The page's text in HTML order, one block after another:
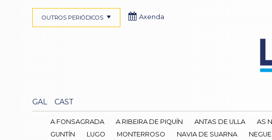
GAL CAST
OUTROS PERIÓDICOS Axenda
A FONSAGRADA A RIBEIRA DE PIQUÍN ANTAS DE ULLA AS
GUNTÍN
LUGO MONTERROSO NAVIA DE SUARNA